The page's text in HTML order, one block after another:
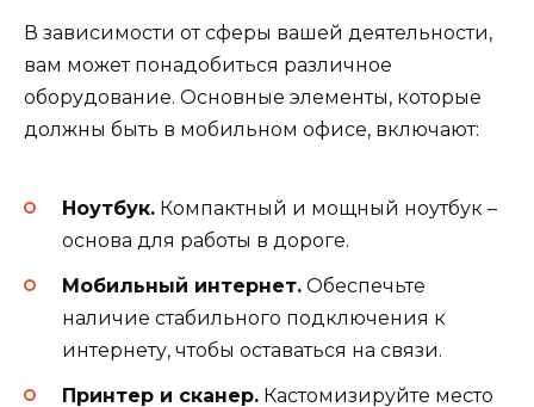
В зависимости от сферы вашей деятельности,
вам может понадобиться различное
оборудование. Основные элементы, которые
должны быть в мобильном офисе, включают:
Ноутбук. Компактный и мощный ноутбук –
основа для работы в дороге.
Мобильный интернет. Обеспечьте
наличие стабильного подключения к
интернету, чтобы оставаться на связи.
Принтер и сканер. Кастомизируйте место